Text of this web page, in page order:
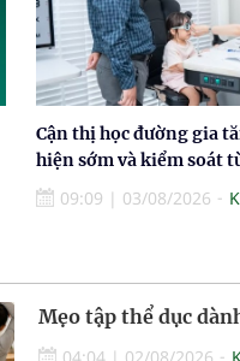
Cận thị học đường gia
hiện sớm và kiểm soát
09:09 | 03/08/2026
Mẹo tập thể dục